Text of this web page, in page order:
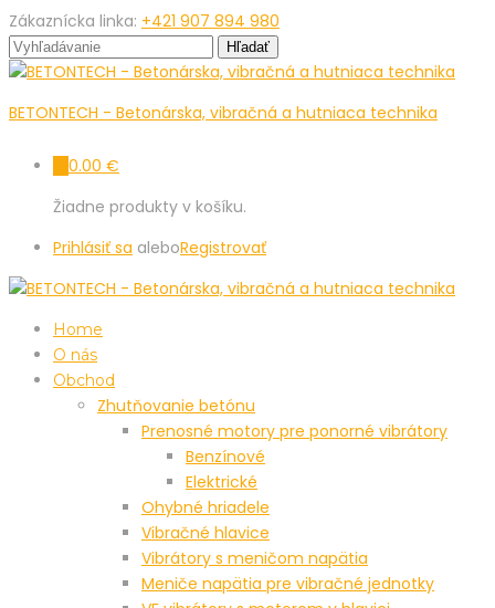
Zákaznícka linka: +421 907 894 980
BETONTECH - Betonárska, vibračná a hutniaca technika
0.00 €
Žiadne produkty v košíku.
Prihlásiť sa aleboRegistrovať
Home
O nás
Obchod
Zhutňovanie betónu
Prenosné motory pre ponorné vibrátory
Benzínové
Elektrické
Ohybné hriadele
Vibračné hlavice
Vibrátory s meničom napätia
Meniče napätia pre vibračné jednotky